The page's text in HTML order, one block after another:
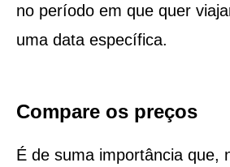
no período em que quer
uma data específica.
Compare os preços
É de suma importância que,